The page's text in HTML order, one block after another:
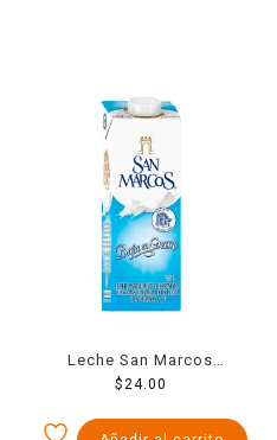
Leche San Marcos
parcialmente descremada
$24.00